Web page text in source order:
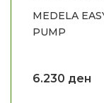
MEDELA
PUMP
6.230 ден